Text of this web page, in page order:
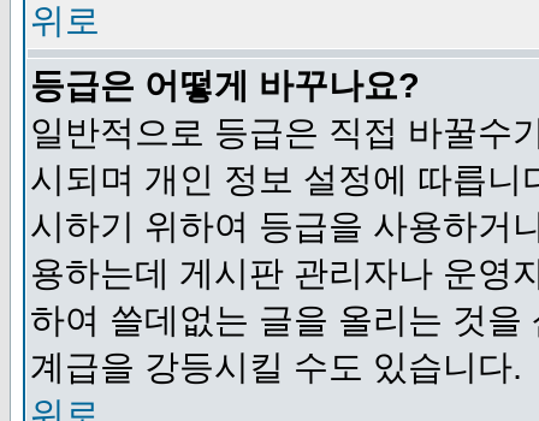
위로
등급은 어떻게 바꾸나요?
일반적으로 등급은 직접 바꿀수
시되며 개인 정보 설정에 따릅
시하기 위하여 등급을 사용하거
용하는데 게시판 관리자나 운영
하여 쓸데없는 글을 올리는 것
계급을 강등시킬 수도 있습니다.